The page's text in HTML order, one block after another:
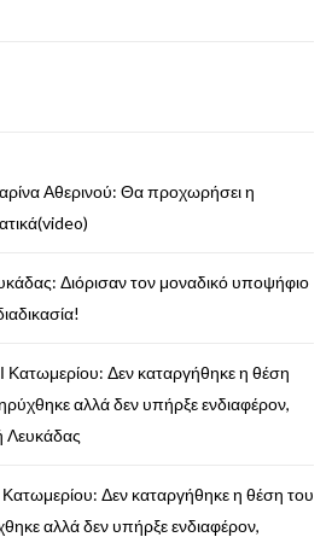
Αθερινού: Θα προχωρήσει η
Διόρισαν τον μοναδικό υποψήφιο
Κατωμερίου: Δεν καταργήθηκε η θέση
αλλά δεν υπήρξε ενδιαφέρον,
Λευκάδας
Κατωμερίου: Δεν καταργήθηκε η θέση του
αλλά δεν υπήρξε ενδιαφέρον,